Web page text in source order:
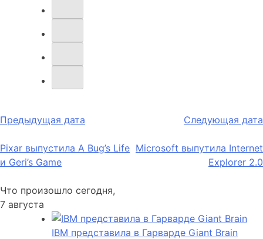
Навигация
записям
Предыдущая дата
Pixar выпустила A Bug’s Life
и Geri’s Game
Следующая дата
Microsoft выпутила Internet
Explorer 2.0
Что произошло сегодня,
7 августа
IBM представила в Гарварде Giant Brain